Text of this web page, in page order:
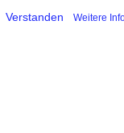
Verstanden Weitere